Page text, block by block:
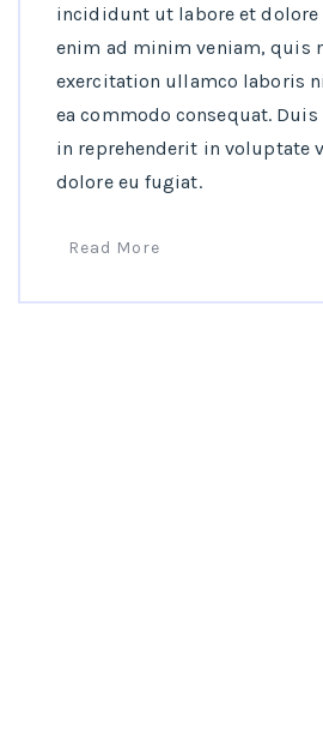
incididunt ut labore et dolore
enim ad minim veniam, quis
exercitation ullamco laboris
ea commodo consequat.
in reprehenderit in voluptate
dolore eu fugiat.
Read More